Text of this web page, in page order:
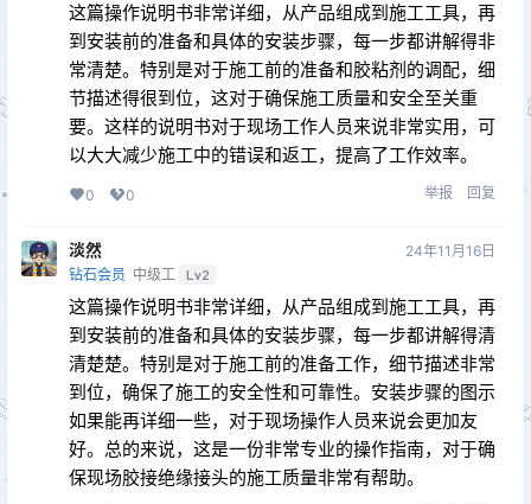
这篇操作说明书非常详细，从产品组成到施工工具，再
到安装前的准备和具体的安装步骤，每一步都讲解得非
常清楚。特别是对于施工前的准备和胶粘剂的调配，细
节描述得很到位，这对于确保施工质量和安全至关重
要。这样的说明书对于现场工作人员来说非常实用，可
以大大减少施工中的错误和返工，提高了工作效率。
0 0 举报 回复
淡然
钻石会员 中级工 Lv2
24年11月16日
这篇操作说明书非常详细，从产品组成到施工工具，再
到安装前的准备和具体的安装步骤，每一步都讲解得清
清楚楚。特别是对于施工前的准备工作，细节描述非常
到位，确保了施工的安全性和可靠性。安装步骤的图示
如果能再详细一些，对于现场操作人员来说会更加友
好。总的来说，这是一份非常专业的操作指南，对于确
保现场胶接绝缘接头的施工质量非常有帮助。